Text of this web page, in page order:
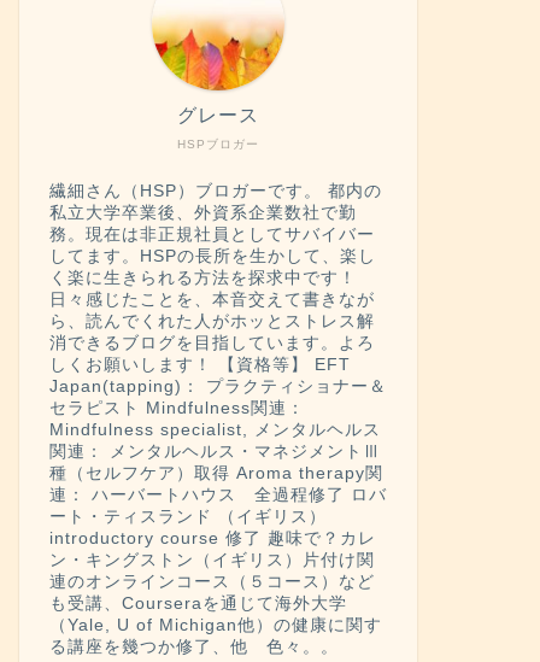
HSPブロガー
グレース
繊細さん（HSP）ブロガーです。 都内の
私立大学卒業後、外資系企業数社で勤
務。現在は非正規社員としてサバイバー
してます。HSPの長所を生かして、楽し
く楽に生きられる方法を探求中です！
日々感じたことを、本音交えて書きなが
ら、読んでくれた人がホッとストレス解
消できるブログを目指しています。よろ
しくお願いします！ 【資格等】 EFT
Japan(tapping)： プラクティショナー＆
セラピスト Mindfulness関連：
Mindfulness specialist, メンタルヘルス
関連： メンタルヘルス・マネジメントⅢ
種（セルフケア）取得 Aroma therapy関
連： ハーバートハウス 全過程修了 ロバ
ート・ティスランド （イギリス）
introductory course 修了 趣味で？カレ
ン・キングストン（イギリス）片付け関
連のオンラインコース（５コース）など
も受講、Courseraを通じて海外大学
（Yale, U of Michigan他）の健康に関す
る講座を幾つか修了、他 色々。。